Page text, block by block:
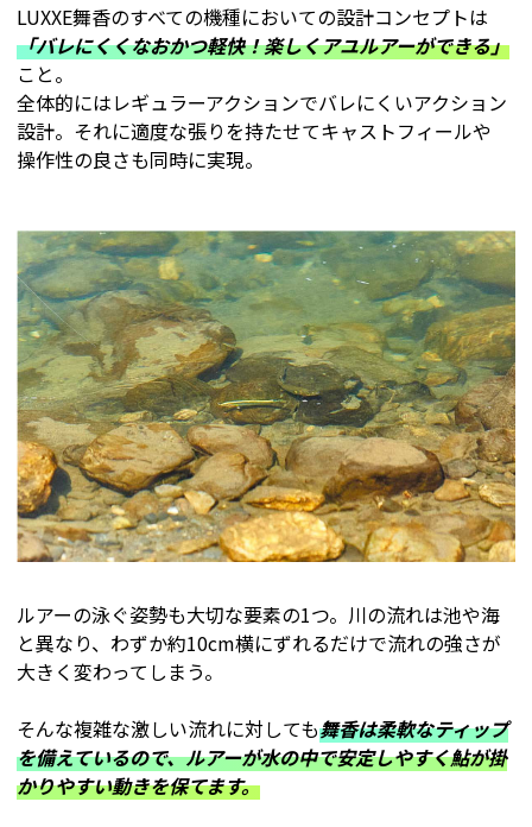
LUXXE舞香のすべての機種においての設計コンセプトは
「バレにくくなおかつ軽快！楽しくアユルアーができる」
こと。
全体的にはレギュラーアクションでバレにくいアクション
設計。それに適度な張りを持たせてキャストフィールや
操作性の良さも同時に実現。
ルアーの泳ぐ姿勢も大切な要素の1つ。川の流れは池や海
と異なり、わずか約10cm横にずれるだけで流れの強さが
大きく変わってしまう。
そんな複雑な激しい流れに対しても舞香は柔軟なティップ
を備えているので、ルアーが水の中で安定しやすく鮎が掛
かりやすい動きを保てます。